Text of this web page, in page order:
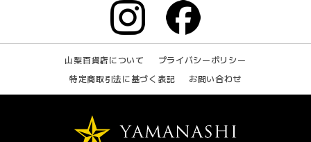
山梨百貨店について
プライバシーポリシー
特定商取引法に基づく表記
お問い合わせ